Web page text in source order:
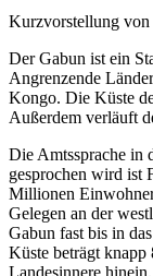
Kurzvorstellung von
Der Gabun ist ein
Angrenzende
Kongo. Die Küste
Außerdem verläuft
Die Amtssprache in
gesprochen wird ist
Millionen
Gelegen an der
Gabun fast bis in
Küste beträgt
Landesinnere